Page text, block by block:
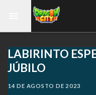
LABIRINTO
JÚBILO
14 DE AGOSTO DE 2023